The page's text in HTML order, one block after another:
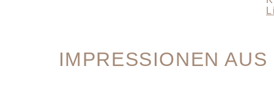
IMPRESSIONEN